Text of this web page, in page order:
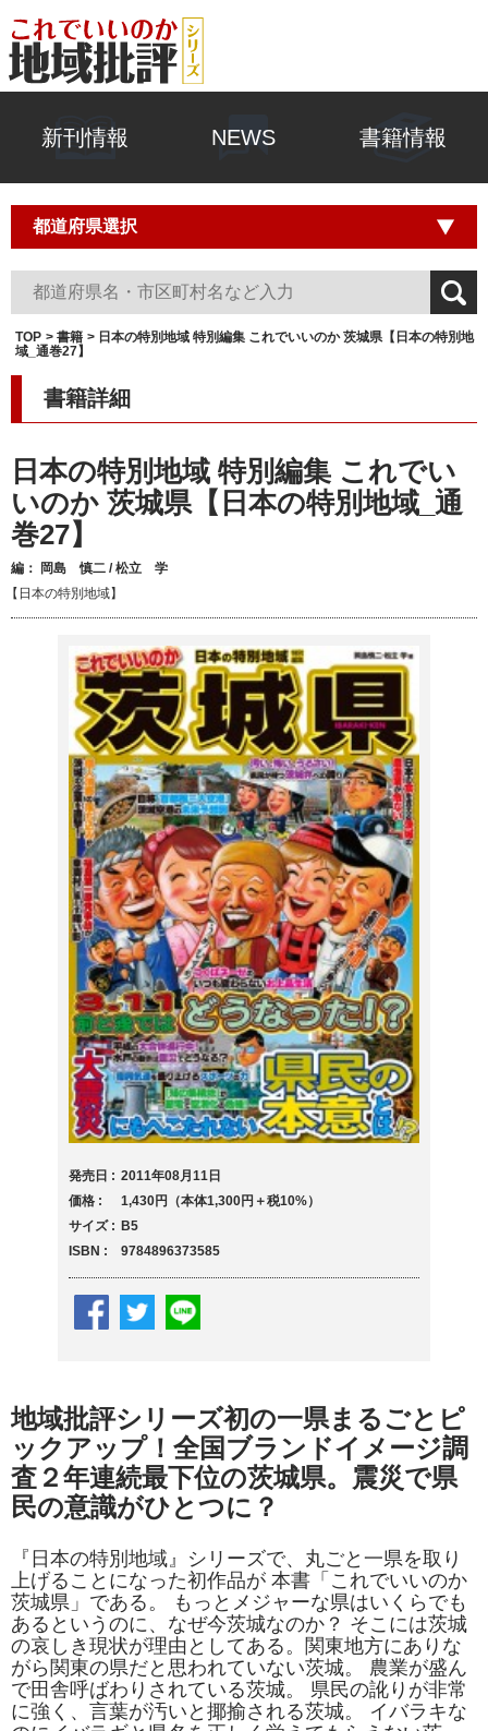
新刊情報 NEWS 書籍情報
TOP 書籍
日本の特別地域 特別編集 これでいいのか 茨城県【日本の特別地
域_通巻27】
書籍詳細
日本の特別地域 特別編集 これでい
いのか 茨城県【日本の特別地域_通
巻27】
編： 岡島 慎二 / 松立 学
【日本の特別地域】
地域批評シリーズ初の一県まるごとピ
ックアップ！全国ブランドイメージ調
査２年連続最下位の茨城県。震災で県
民の意識がひとつに？
『日本の特別地域』シリーズで、丸ごと一県を取り
上げることになった初作品が 本書「これでいいのか
茨城県」である。 もっとメジャーな県はいくらでも
あるというのに、なぜ今茨城なのか？ そこには茨城
の哀しき現状が理由としてある。関東地方にありな
がら関東の県だと思われていない茨城。 農業が盛ん
で田舎呼ばわりされている茨城。 県民の訛りが非常
に強く、言葉が汚いと揶揄される茨城。 イバラキな
発売日
2011年08月11日
価格
1,430円（本体1,300円＋税10%）
サイズ
B5
ISBN
9784896373585